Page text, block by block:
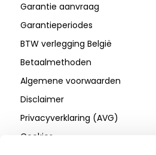
Garantie aanvraag
Garantieperiodes
BTW verlegging België
Betaalmethoden
Algemene voorwaarden
Disclaimer
Privacyverklaring (AVG)
Cookies